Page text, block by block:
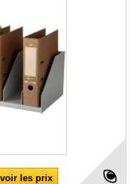
les prix